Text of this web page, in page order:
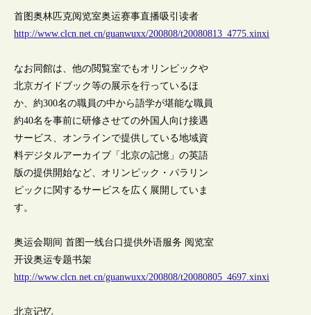
首图奥林匹克阅览室奥运赛事直播吸引读者
http://www.clcn.net.cn/guanwuxx/200808/t20080813_4775.xinxi
なお同館は、他の閲覧室でもオリンピックや
北京ガイドブック等の展示を行っているほ
か、約300名の職員の中から語学が堪能な職員
約40名を事前に研修させての外国人向け接遇
サービス、オンラインで提供している地域資
料デジタルアーカイブ「北京の記憶」の英語
版の提供開始など、オリンピック・パラリン
ピックに関するサービスを広く展開していま
す。
奥运会期间 首图一线台口提供外语服务 阅览室
开设奥运专题书架
http://www.clcn.net.cn/guanwuxx/200808/t20080805_4697.xinxi
北京记忆